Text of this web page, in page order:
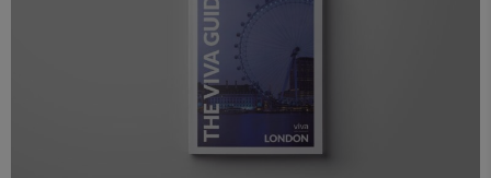
Editorial Proyectos
The Viva Guide London